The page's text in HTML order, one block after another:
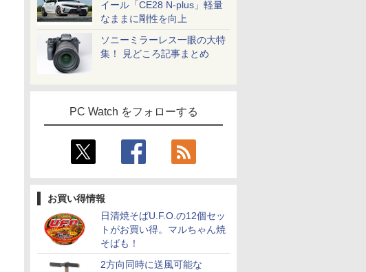
イール「CE28 N-plus」軽量
なままに剛性を向上
ソニーミラーレス一眼の大特
集！ 見どころ記事まとめ
PC Watch をフォローする
お買い得情報
日清焼そばU.F.O.の12個セッ
トがお買い得。マルちゃん焼
そばも！
2方向同時に送風可能な